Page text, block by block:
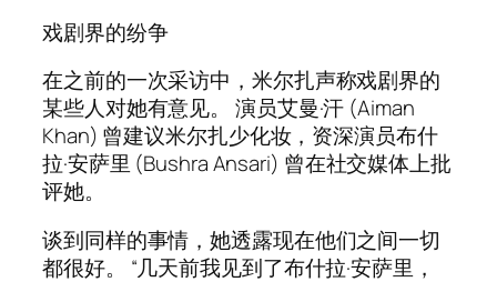
戏剧界的纷争
在之前的一次采访中，米尔扎声称戏剧界的
某些人对她有意见。 演员艾曼·汗 (Aiman
Khan) 曾建议米尔扎少化妆，资深演员布什
拉·安萨里 (Bushra Ansari) 曾在社交媒体上批
评她。
谈到同样的事情，她透露现在他们之间一切
都很好。 “几天前我见到了布什拉·安萨里，